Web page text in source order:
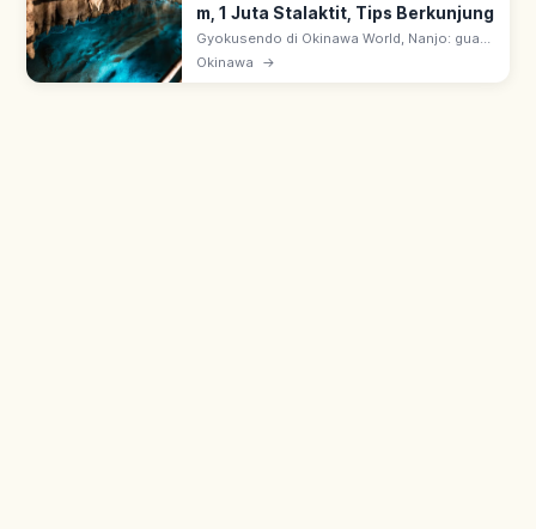
m, 1 Juta Stalaktit, Tips Berkunjung
Gyokusendo di Okinawa World, Nanjo: gua
kapur ~5.000 m dengan 1+ juta stalaktit.
Okinawa →